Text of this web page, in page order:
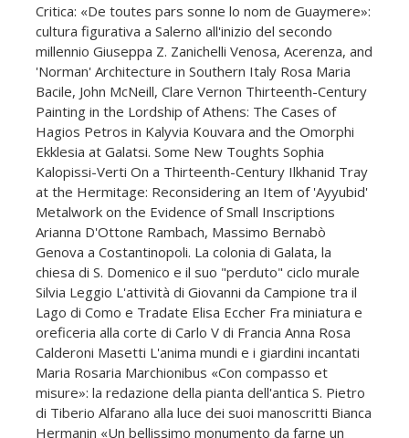
Critica: «De toutes pars sonne lo nom de Guaymere»:
cultura figurativa a Salerno all'inizio del secondo
millennio Giuseppa Z. Zanichelli Venosa, Acerenza, and
'Norman' Architecture in Southern Italy Rosa Maria
Bacile, John McNeill, Clare Vernon Thirteenth-Century
Painting in the Lordship of Athens: The Cases of
Hagios Petros in Kalyvia Kouvara and the Omorphi
Ekklesia at Galatsi. Some New Toughts Sophia
Kalopissi-Verti On a Thirteenth-Century Ilkhanid Tray
at the Hermitage: Reconsidering an Item of 'Ayyubid'
Metalwork on the Evidence of Small Inscriptions
Arianna D'Ottone Rambach, Massimo Bernabò
Genova a Costantinopoli. La colonia di Galata, la
chiesa di S. Domenico e il suo "perduto" ciclo murale
Silvia Leggio L'attività di Giovanni da Campione tra il
Lago di Como e Tradate Elisa Eccher Fra miniatura e
oreficeria alla corte di Carlo V di Francia Anna Rosa
Calderoni Masetti L'anima mundi e i giardini incantati
Maria Rosaria Marchionibus «Con compasso et
misure»: la redazione della pianta dell'antica S. Pietro
di Tiberio Alfarano alla luce dei suoi manoscritti Bianca
Hermanin «Un bellissimo monumento da farne un